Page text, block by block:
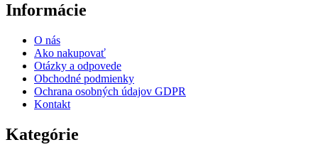
Informácie
O nás
Ako nakupovať
Otázky a odpovede
Obchodné podmienky
Ochrana osobných údajov GDPR
Kontakt
Kategórie